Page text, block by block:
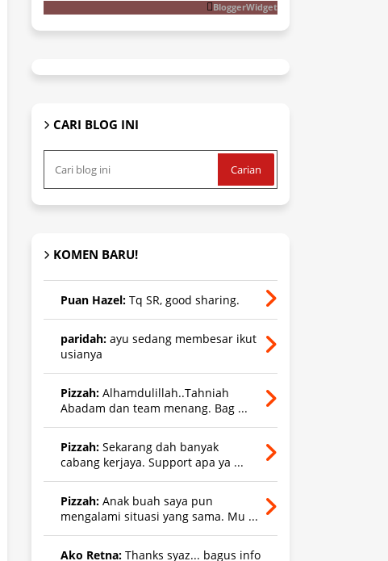
BloggerWidget
CARI BLOG INI
KOMEN BARU!
Puan Hazel: Tq SR, good sharing.
paridah: ayu sedang membesar ikut
usianya
Pizzah: Alhamdulillah..Tahniah
Abadam dan team menang. Bag ...
Pizzah: Sekarang dah banyak
cabang kerjaya. Support apa ya ...
Pizzah: Anak buah saya pun
mengalami situasi yang sama. Mu ...
Ako Retna: Thanks syaz... bagus info